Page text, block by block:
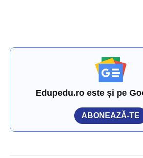
Edupedu.ro este și pe
ABONEAZĂ-TE